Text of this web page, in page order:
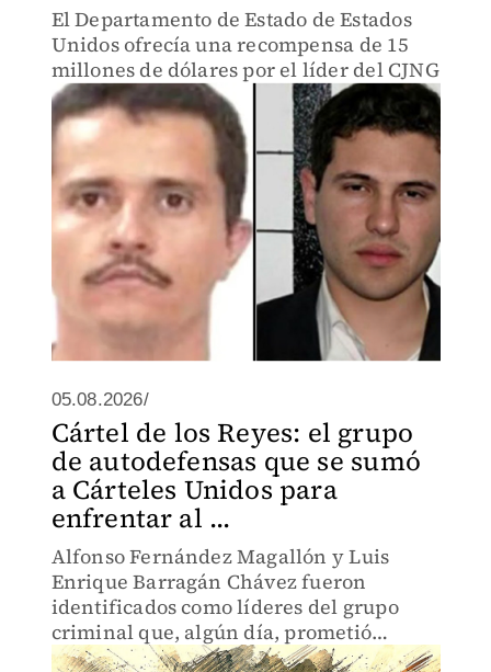
El Departamento de Estado de Estados
Unidos ofrecía una recompensa de 15
millones de dólares por el líder del CJNG
05.08.2026/
Cártel de los Reyes: el grupo
de autodefensas que se sumó
a Cárteles Unidos para
enfrentar al ...
Alfonso Fernández Magallón y Luis
Enrique Barragán Chávez fueron
identificados como líderes del grupo
criminal que, algún día, prometió
combatir a la delincuencia en el estado.